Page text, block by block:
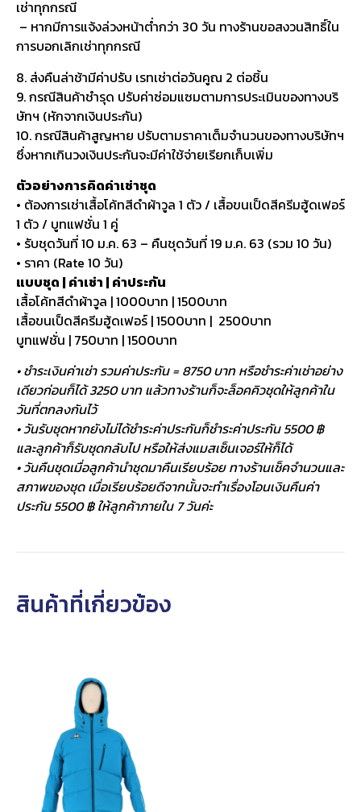
เช่าทุกกรณี
– หากมีการแจ้งล่วงหน้าต่ำกว่า 30 วัน ทางร้านขอสงวนสิทธิ์ใน
การบอกเลิกเช่าทุกกรณี
8. ส่งคืนล่าช้ามีค่าปรับ เรทเช่าต่อวันคูณ 2 ต่อชิ้น
9. กรณีสินค้าชำรุด ปรับค่าซ่อมแซมตามการประเมินของทางบริ
ษัทฯ (หักจากเงินประกัน)
10. กรณีสินค้าสูญหาย ปรับตามราคาเต็มจำนวนของทางบริษัทฯ
ซึ่งหากเกินวงเงินประกันจะมีค่าใช้จ่ายเรียกเก็บเพิ่ม
ตัวอย่างการคิดค่าเช่าชุด
• ต้องการเช่าเสื้อโค้ทสีดำผ้าวูล 1 ตัว / เสื้อขนเป็ดสีครีมฮู้ดเฟอร์
1 ตัว / บูทแฟชั่น 1 คู่
• รับชุดวันที่ 10 ม.ค. 63 – คืนชุดวันที่ 19 ม.ค. 63 (รวม 10 วัน)
• ราคา (Rate 10 วัน)
แบบชุด | ค่าเช่า | ค่าประกัน
เสื้อโค้ทสีดำผ้าวูล | 1000บาท | 1500บาท
เสื้อขนเป็ดสีครีมฮู้ดเฟอร์ | 1500บาท | 2500บาท
บูทแฟชั่น | 750บาท | 1500บาท
• ชำระเงินค่าเช่า รวมค่าประกัน = 8750 บาท หรือชำระค่าเช่าอย่าง
เดียวก่อนก็ได้ 3250 บาท แล้วทางร้านก็จะล็อคคิวชุดให้ลูกค้าใน
วันที่ตกลงกันไว้
• วันรับชุดหากยังไม่ได้ชำระค่าประกันก็ชำระค่าประกัน 5500 ฿
และลูกค้าก็รับชุดกลับไป หรือให้ส่งแมสเซ็นเจอร์ให้ก็ได้
• วันคืนชุดเมื่อลูกค้านำชุดมาคืนเรียบร้อย ทางร้านเช็คจำนวนและ
สภาพของชุด เมื่อเรียบร้อยดีจากนั้นจะทำเรื่องโอนเงินคืนค่า
ประกัน 5500 ฿ ให้ลูกค้าภายใน 7 วันค่ะ
สินค้าที่เกี่ยวข้อง